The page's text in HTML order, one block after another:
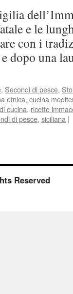
e le
con i
dopo una
, Secondi di pesce,
etnica, cucina
cucina, ricette
di pesce, siciliana |
Reserved